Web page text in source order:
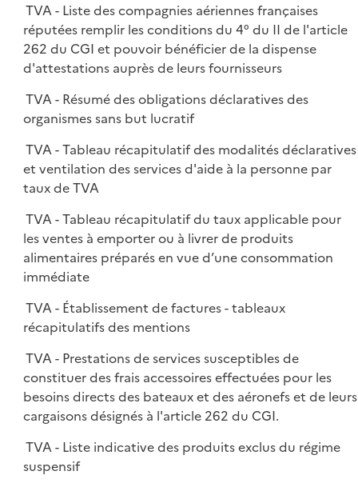
TVA - Liste des compagnies aériennes françaises
réputées remplir les conditions du 4° du II de l'article
262 du CGI et pouvoir bénéficier de la dispense
d'attestations auprès de leurs fournisseurs
TVA - Résumé des obligations déclaratives des
organismes sans but lucratif
TVA - Tableau récapitulatif des modalités déclaratives
et ventilation des services d'aide à la personne par
taux de TVA
TVA - Tableau récapitulatif du taux applicable pour
les ventes à emporter ou à livrer de produits
alimentaires préparés en vue d’une consommation
immédiate
TVA - Établissement de factures - tableaux
récapitulatifs des mentions
TVA - Prestations de services susceptibles de
constituer des frais accessoires effectuées pour les
besoins directs des bateaux et des aéronefs et de leurs
cargaisons désignés à l'article 262 du CGI.
TVA - Liste indicative des produits exclus du régime
suspensif